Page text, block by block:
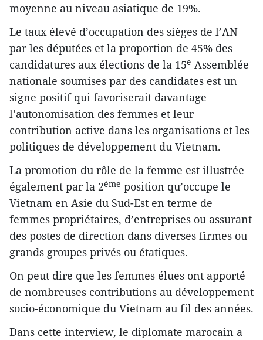
moyenne au niveau asiatique de 19%.
Le taux élevé d’occupation des sièges de l’AN
par les députées et la proportion de 45% des
candidatures aux élections de la 15e Assemblée
nationale soumises par des candidates est un
signe positif qui favoriserait davantage
l’autonomisation des femmes et leur
contribution active dans les organisations et les
politiques de développement du Vietnam.
La promotion du rôle de la femme est illustrée
également par la 2ème position qu’occupe le
Vietnam en Asie du Sud-Est en terme de
femmes propriétaires, d’entreprises ou assurant
des postes de direction dans diverses firmes ou
grands groupes privés ou étatiques.
On peut dire que les femmes élues ont apporté
de nombreuses contributions au développement
socio-économique du Vietnam au fil des années.
Dans cette interview, le diplomate marocain a